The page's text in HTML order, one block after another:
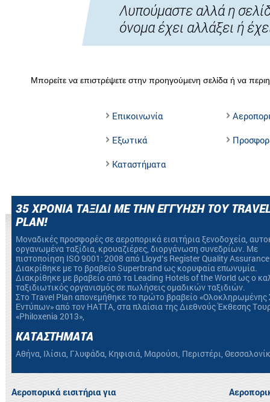
Λυπούμαστε αλλά η
όνομα έχει αλλάξει ή
Μπορείτε να επιστρέψετε στην προηγούμενη σελίδα ή να
Επικοινωνία
Εξωτικά
Καταστήματα
35 ΧΡΟΝΙΑ ΤΑΞΙΔΙ ΜΕ ΤΗΝ ΕΓΓΥΗΣΗ ΤΟΥ
PLAN!
Mοναδικές προσφορές σε αεροπορικά εισιτήρια ξενοδοχεία,
οργανωμένα ταξίδια, κρουαζιέρες, διοργάνωση συνεδρίων. Με
πιστοποίηση ΙSO 9001: 2008 από Lloyd’s Register Quality
Διακρίθηκε με το βραβείο Superbrand ως κορυφαία επωνυμία.
Διακρίθηκε με βραβείο από τα Leading Hotels of the World ως ο
ταξιδιωτικός οργανισμός σε πωλήσεις ομαδικών ταξιδιών.
Στο Travel Plan απονεμήθηκε το πρώτο βραβείο «Ολοκληρωμένης
Εντύπων» από τον HATTA, στα πλαίσια της Διεθνούς Έκθεσης
«Philoxenia 2013»,
ΚΑΤΑΣΤΗΜΑΤΑ
Αθήνα, Ιλίσια, Γλυφάδα, Κηφισιά, Μαρούσι, Περιστέρι,
Αεροπορικά εισιτήρια για